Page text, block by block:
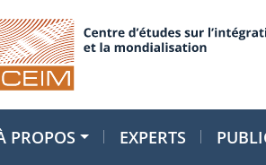
PROPOS EXPERTS